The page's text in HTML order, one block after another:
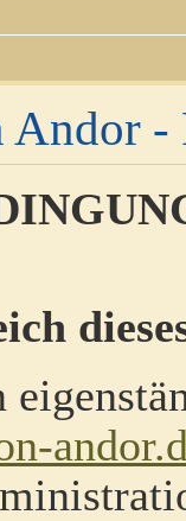
Andor -